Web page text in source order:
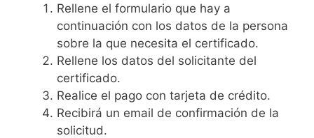
Rellene el formulario que hay a
continuación con los datos de la persona
sobre la que necesita el certificado.
Rellene los datos del solicitante del
certificado.
Realice el pago con tarjeta de crédito.
Recibirá un email de confirmación de la
solicitud.